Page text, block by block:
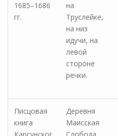
1685–1686
гг.
на
Труслейке,
на низ
идучи, на
левой
стороне
речки.
Писцовая
книга
Деревня
Маисская